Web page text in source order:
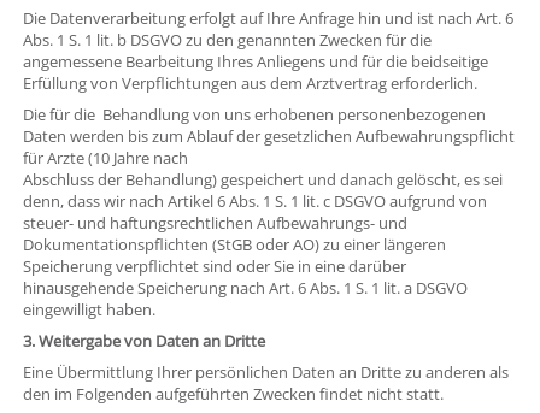
Die Datenverarbeitung erfolgt auf Ihre Anfrage hin und ist nach Art. 6
Abs. 1 S. 1 lit. b DSGVO zu den genannten Zwecken für die
angemessene Bearbeitung Ihres Anliegens und für die beidseitige
Erfüllung von Verpflichtungen aus dem Arztvertrag erforderlich.
Die für die Behandlung von uns erhobenen personenbezogenen
Daten werden bis zum Ablauf der gesetzlichen Aufbewahrungspflicht
für Arzte (10 Jahre nach
Abschluss der Behandlung) gespeichert und danach gelöscht, es sei
denn, dass wir nach Artikel 6 Abs. 1 S. 1 lit. c DSGVO aufgrund von
steuer- und haftungsrechtlichen Aufbewahrungs- und
Dokumentationspflichten (StGB oder AO) zu einer längeren
Speicherung verpflichtet sind oder Sie in eine darüber
hinausgehende Speicherung nach Art. 6 Abs. 1 S. 1 lit. a DSGVO
eingewilligt haben.
3. Weitergabe von Daten an Dritte
Eine Übermittlung Ihrer persönlichen Daten an Dritte zu anderen als
den im Folgenden aufgeführten Zwecken findet nicht statt.